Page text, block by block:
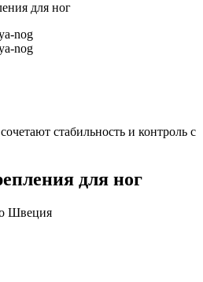
для ног
стабильность и контроль с
для ног
Швеция